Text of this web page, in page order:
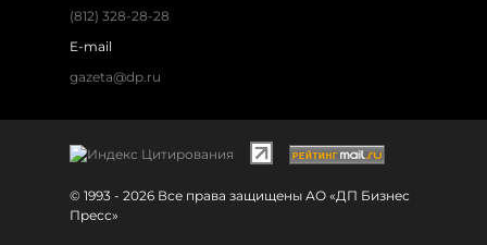
(812) 328-28-28
E-mail
gazeta@dp.ru
© 1993 - 2026 Все права защищены АО «ДП Бизнес
Пресс»